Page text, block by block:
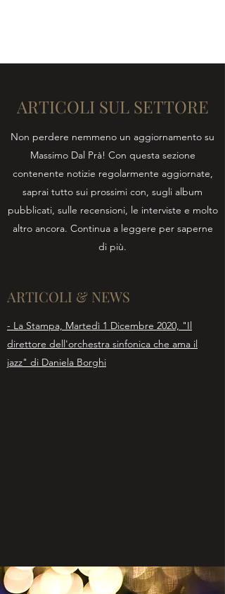
ARTICOLI SUL SETTORE
Non perdere nemmeno un aggiornamento su
Massimo Dal Prà! Con questa sezione
contenente notizie regolarmente aggiornate,
saprai tutto sui prossimi con, sugli album
pubblicati, sulle recensioni, le interviste e molto
altro ancora. Continua a leggere per saperne
di più.
ARTICOLI & NEWS
- La Stampa, Martedì 1 Dicembre 2020, "Il
direttore dell'orchestra sinfonica che ama il
jazz" di Daniela Borghi